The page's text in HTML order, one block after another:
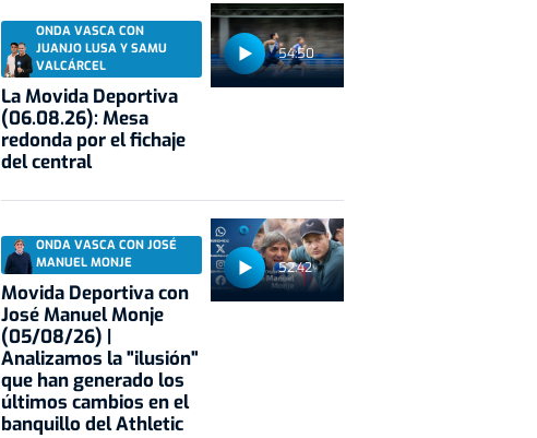
Gobierno La portavoz
54:50
ONDA VASCA CON
JUANJO LUSA Y SAMU
VALCÁRCEL
La Movida Deportiva
(06.08.26): Mesa
redonda por el fichaje
del central
52:42
ONDA VASCA CON JOSÉ
MANUEL MONJE
Movida Deportiva con
José Manuel Monje
(05/08/26) |
Analizamos la "ilusión"
que han generado los
últimos cambios en el
banquillo del Athletic